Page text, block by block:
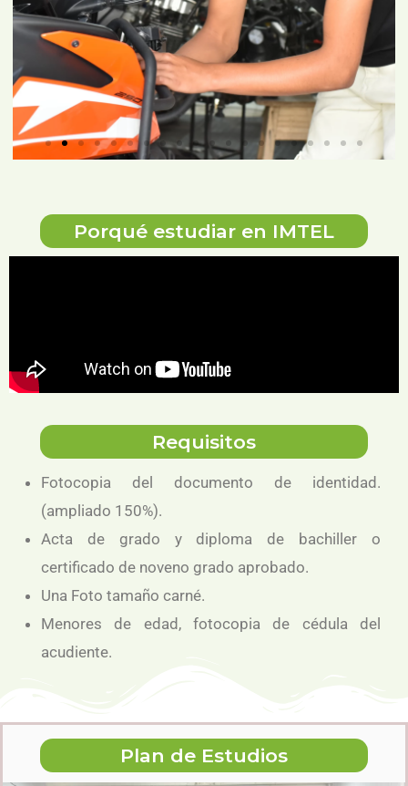
Porqué estudiar en IMTEL
Requisitos
Fotocopia del documento de identidad.
(ampliado 150%).
Acta de grado y diploma de bachiller o
certificado de noveno grado aprobado.
Una Foto tamaño carné.
Menores de edad, fotocopia de cédula del
acudiente.
Plan de Estudios